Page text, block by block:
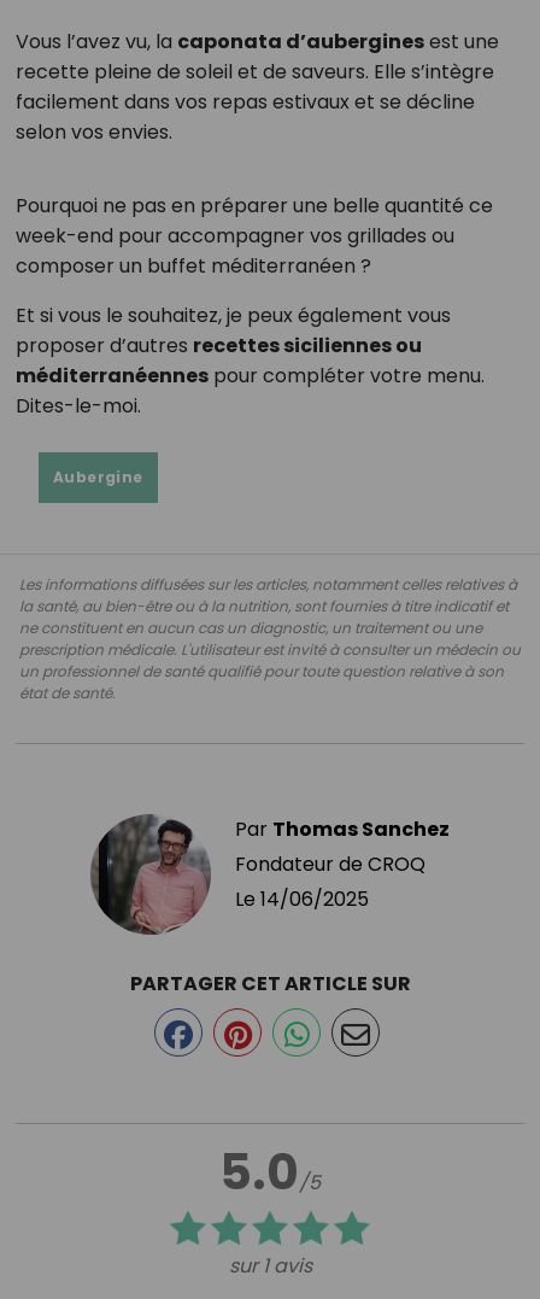
Vous l’avez vu, la caponata d’auberginesest une
recette pleine de soleil et de saveurs. Elle s’intègre
facilement dans vos repas estivaux et se décline
selon vos envies.
Pourquoi ne pas en préparer une belle quantité ce
week-end pour accompagner vos grillades ou
composer un buffet méditerranéen ?
Et si vous le souhaitez, je peux également vous
proposer d’autres recettes siciliennes ou
méditerranéennespour compléter votre menu.
Dites-le-moi.
Aubergine
Les informations diffusées sur les articles, notamment celles relatives à
la santé, au bien-être ou à la nutrition, sont fournies à titre indicatif et
ne constituent en aucun cas un diagnostic, un traitement ou une
prescription médicale. L'utilisateur est invité à consulter un médecin ou
un professionnel de santé qualifié pour toute question relative à son
état de santé.
Par Thomas Sanchez
Fondateur de CROQ
Le 14/06/2025
5.0/5
sur 1 avis
PARTAGER CET ARTICLE SUR